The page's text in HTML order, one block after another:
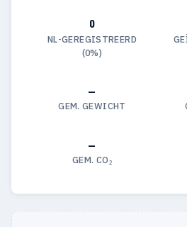
0
NL-GEREGISTREERD
(0%)
—
GEM. GEWICHT
—
GEM. CO₂